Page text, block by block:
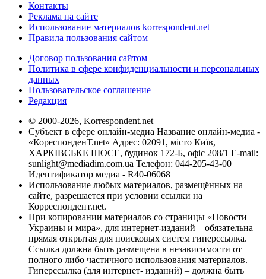
Контакты
Реклама на сайте
Использование материалов korrespondent.net
Правила пользования сайтом
Договор пользования сайтом
Политика в сфере конфиденциальности и персональных
данных
Пользовательское соглашение
Редакция
© 2000-2026, Korrespondent.net
Субъект в сфере онлайн-медиа Название онлайн-медиа -
«КореспонденТ.net» Адрес: 02091, місто Київ,
ХАРКІВСЬКЕ ШОСЕ, будинок 172-Б, офіс 208/1 E-mail:
sunlight@mediadim.com.ua Телефон: 044-205-43-00
Идентификатор медиа - R40-06068
Использование любых материалов, размещённых на
сайте, разрешается при условии ссылки на
Корреспондент.net.
При копировании материалов со страницы «Новости
Украины и мира», для интернет-изданий – обязательна
прямая открытая для поисковых систем гиперссылка.
Ссылка должна быть размещена в независимости от
полного либо частичного использования материалов.
Гиперссылка (для интернет- изданий) – должна быть